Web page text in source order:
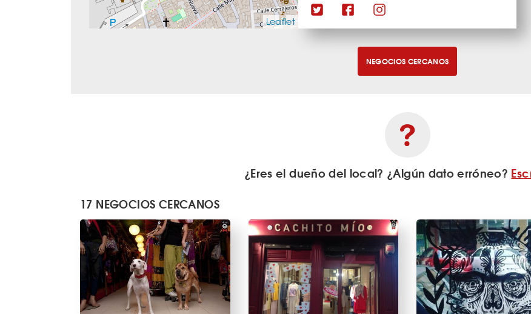
Leaflet
NEGOCIOS CERCANOS
¿Eres el dueño del local? ¿Algún dato erróneo?
17 NEGOCIOS CERCANOS